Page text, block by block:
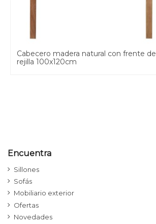
Cabecero madera natural con frente de
rejilla 100x120cm
Encuentra
Sillones
Sofás
Mobiliario exterior
Ofertas
Novedades